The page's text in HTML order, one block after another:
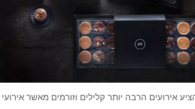
אירועים הרבה יותר קלילים וזורמים מאשר אירועי